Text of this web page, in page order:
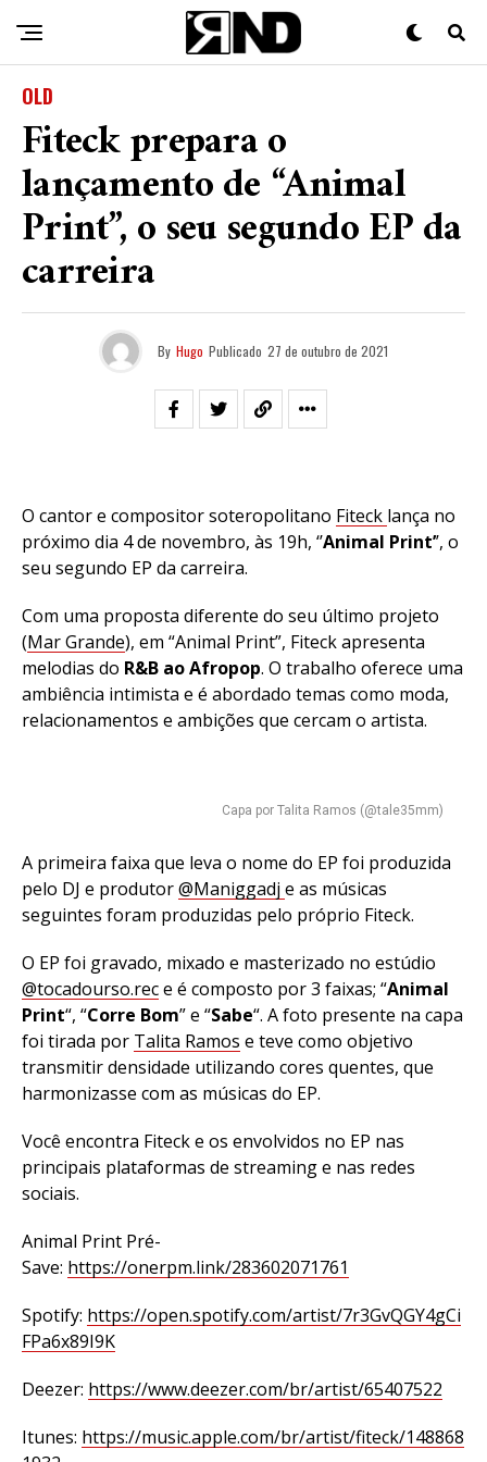
OLD
Fiteck prepara o
lançamento de “Animal
Print”, o seu segundo EP da
carreira
By Hugo Publicado 27 de outubro de 2021
O cantor e compositor soteropolitano Fiteck lança no
próximo dia 4 de novembro, às 19h, ‘’Animal Print’’, o
seu segundo EP da carreira.
Com uma proposta diferente do seu último projeto
(Mar Grande), em “Animal Print”, Fiteck apresenta
melodias do R&B ao Afropop. O trabalho oferece uma
ambiência intimista e é abordado temas como moda,
relacionamentos e ambições que cercam o artista.
Capa por Talita Ramos (@tale35mm)
A primeira faixa que leva o nome do EP foi produzida
pelo DJ e produtor@Maniggadj e as músicas
seguintes foram produzidas pelo próprio Fiteck.
O EP foi gravado, mixado e masterizado no estúdio
@tocadourso.rece é composto por 3 faixas; “Animal
Print“, “Corre Bom” e “Sabe“. A foto presente na capa
foi tirada por Talita Ramos e teve como objetivo
transmitir densidade utilizando cores quentes, que
harmonizasse com as músicas do EP.
Você encontra Fiteck e os envolvidos no EP nas
principais plataformas de streaming e nas redes
sociais.
Animal Print Pré-
Save: https://onerpm.link/283602071761
Spotify: https://open.spotify.com/artist/7r3GvQGY4gCi
FPa6x89I9K
Deezer: https://www.deezer.com/br/artist/65407522
Itunes: https://music.apple.com/br/artist/fiteck/148868